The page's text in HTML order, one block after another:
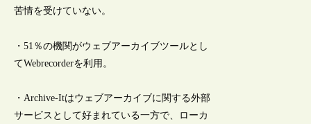
苦情を受けていない。
・51％の機関がウェブアーカイブツールとし
てWebrecorderを利用。
・Archive-Itはウェブアーカイブに関する外部
サービスとして好まれている一方で、ローカ